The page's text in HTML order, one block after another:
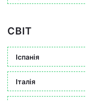
СВІТ
Іспанія
Італія